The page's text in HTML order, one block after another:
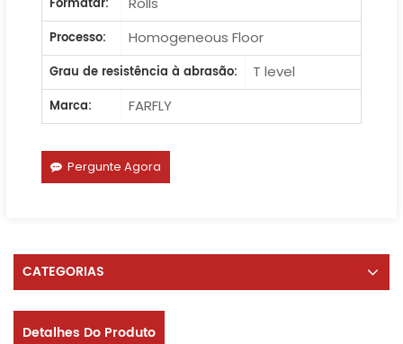
Formatar:
Processo:
Homogeneous Floor
Grau de resistência à abrasão:
T level
Marca:
FARFLY
Pergunte Agora
CATEGORIAS
Detalhes Do Produto